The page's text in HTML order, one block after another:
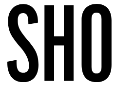
Skip
to
content